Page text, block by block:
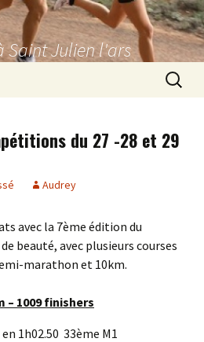
Saint Julien l'ars
du 27 -28 et 29
Audrey
avec la 7ème édition du
beauté, avec plusieurs courses
marathon et 10km.
– 1009 finishers
1h02.50 33ème M1